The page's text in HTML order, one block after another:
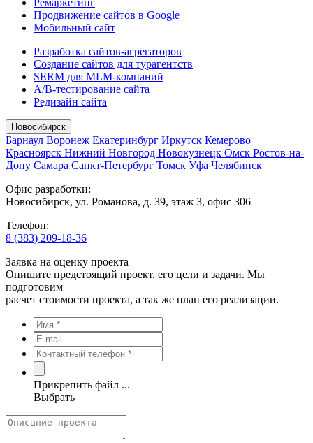
Продвижение сайтов в Google
Мобильный сайт
Разработка сайтов-агрегаторов
Создание сайтов для турагентств
SERM для MLM-компаний
A/B-тестирование сайта
Редизайн сайта
Новосибирск
Барнаул Воронеж Екатеринбург Иркутск Кемерово
Красноярск Нижний Новгород Новокузнецк Омск Ростов-на-
Дону Самара Санкт-Петербург Томск Уфа Челябинск
Офис разработки:
Новосибирск, ул. Романова, д. 39, этаж 3, офис 306
Телефон:
8 (383) 209-18-36
Заявка на оценку проекта
Опишите предстоящий проект, его цели и задачи. Мы
подготовим
расчет стоимости проекта, а так же план его реализации.
Прикрепить файл ...
Выбрать